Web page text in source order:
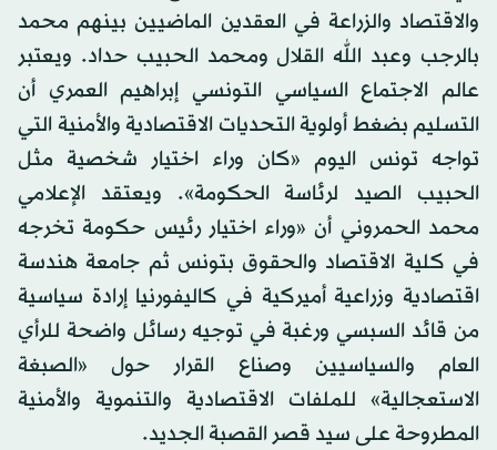
والاقتصاد والزراعة في العقدين الماضيين بينهم محمد
بالرجب وعبد الله القلال ومحمد الحبيب حداد. ويعتبر
عالم الاجتماع السياسي التونسي إبراهيم العمري أن
التسليم بضغط أولوية التحديات الاقتصادية والأمنية التي
تواجه تونس اليوم «كان وراء اختيار شخصية مثل
الحبيب الصيد لرئاسة الحكومة». ويعتقد الإعلامي
محمد الحمروني أن «وراء اختيار رئيس حكومة تخرجه
في كلية الاقتصاد والحقوق بتونس ثم جامعة هندسة
اقتصادية وزراعية أميركية في كاليفورنيا إرادة سياسية
من قائد السبسي ورغبة في توجيه رسائل واضحة للرأي
العام والسياسيين وصناع القرار حول «الصبغة
الاستعجالية» للملفات الاقتصادية والتنموية والأمنية
المطروحة على سيد قصر القصبة الجديد.